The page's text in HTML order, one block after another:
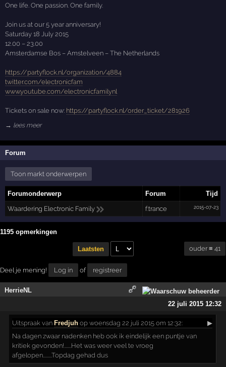
One life. One passion. One family.
Join us at our 5 year anniversary!
Saturday 18 July 2015
12.00 – 23.00
Amsterdamse Bos – Amstelveen – The Netherlands
https://partyflock.nl/organization/4884
twitter.com/electronicfam
www.youtube.com/electronicfamilynl
Tickets on sale now: https://partyflock.nl/order_ticket/281926
→ lees meer
Forum
Toon markt onderwerpen
Forumonderwerp Forum
Tijd
Waardering Electronic Family
f:trance 2015-07-23
1195 opmerkingen
Laatsten ouder ≡ 41
Deel je mening! Log in of registreer
HerrieNL
22 juli 2015 12:32
Uitspraak vanFredjuh op woensdag 22 juli 2015 om 12:32:
▶
Na dagen zwaar nadenken heb ook ik eindelijk een puntje van
kritiek gevonden!.......Het was weer veel te vroeg
afgelopen.........Topdag gehad dus